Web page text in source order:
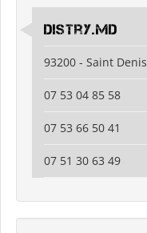
Distry.md
93200 - Saint Denis
07 53 04 85 58
07 53 66 50 41
07 51 30 63 49